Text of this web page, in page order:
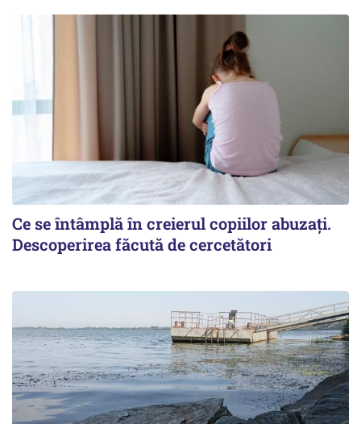
Ce se întâmplă în creierul copiilor abuzați.
Descoperirea făcută de cercetători